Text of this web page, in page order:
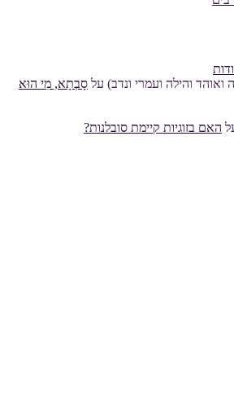
והילה ועמרי ונדב) על סָבְתָא, מִי הוּא
האם בזוגיות קיימת סובלנות?